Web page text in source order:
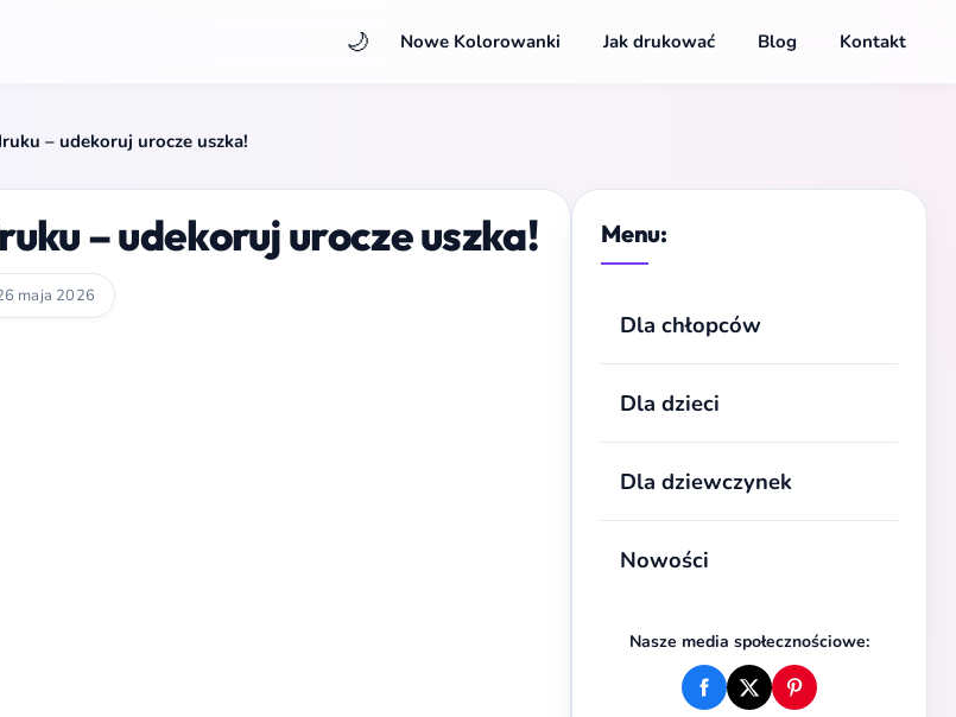
🌙 Nowe Kolorowanki Jak drukować Blog Kontakt
– udekoruj urocze uszka!
Menu:
Dla chłopców
Dla dzieci
Dla dziewczynek
Nowości
Nasze media społecznościowe:
– udekoruj urocze uszka!
maja 2026